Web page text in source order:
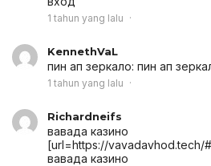
1 tahun yang lalu
KennethVaL
пин ап зеркало: пин ап
1 tahun yang lalu
Richardneifs
вавада казино
[url=https://vavadavhod.tech/
вавада казино